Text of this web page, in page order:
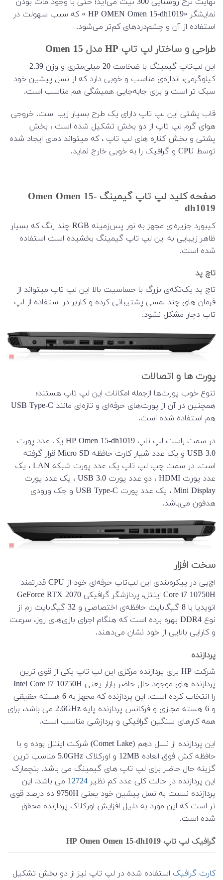
نمایشگر «HP OMEN Omen 15-dh1019 » که سبب سهولت در
استفاده از آن و چشم‌دردهای کم‌تر می‌شود.
طراحی و ساختار لپ تاپ HP مدل Omen 15
این لپ‌تاپ گیمینگ با ضخامت 20 میلی‌متری و وزن 2.39
کیلوگرمی، اندازه‌ی مناسب و خوبی دارد که از نسل پیشین خود
سبک تر است و برای جابه‌جایی همیشگی هم مناسب است.
قاب پشتی این لپ تاپ دارای یک طرح بسیار زیبا است. خروجی
هوای گرم لپ تاپ از دو بخش تشکیل شده است ، بخش
پشتی و بخش کناره های لپ تاپ ، که میتواند دمای ایجاد شده
توسط CPU و گرافیک را به خوبی خارج نماید.
صفحه کلید لپ تاپ گیمینگ Omen Omen 15-
dh1019
کیبورد جزیره‌ای مجهز به نور پس‌زمینه RGB چند رنگ که بسیار
ظاهر زیبایی به این لپ تاپ گیمینگ بخشیده است استفاده
شده است.
تاچ پد
تاچ پد یک‌تکه‌ی بزرگ با حساسیت بالا این لپ تاپ میتواند از
فرمان های چند لمسی پشتیبانی کرده و کاربر در استفاده از لپ
تاپ دچار مشکل نشود.
پورت ها و اتصالات
تنوع خوب پورت‌ها ازجمله امکانات این لپ تاپ هستند؛
همچنین در آن از پورت‌های حرفه‌ای و تازه‌ای مانند USB Type-C
هم استفاده شده است.
در سمت راست لپ تاپ HP Omen 15-dh1019 یک عدد پورت
USB 3.0 و یک عدد شیار کارت حافظه Micro SD قرار گرفته
است. در سمت چپ لپ تاپ یک عدد پورت شبکه LAN ، یک
عدد پورت HDMI ، دو عدد پورت USB 3.0 ، یک عدد پورت
Mini Display ، یک عدد پورت USB Type-C و جک ورودی
هدفون می‌باشد.
سخت افزار
اچ‌پی در پیکره‌بندی این لپ‌تاپ حرفه‌ای خود از CPU قدرتمند
Core i7 10750H اینتل، پردازشگر گرافیکی GeForce RTX 2070
انویدیا با 8 گیگابایت حافظه‌ی اختصاصی و 32 گیگابایت رم از
نوع DDR4 بهره برده است که هنگام اجرای بازی‌های روز، سرعت
و کارایی بالایی از خود نشان می‌دهند.
پردازنده
شرکت HP برای پردازنده مرکزی این لپ تاپ یکی از قوی ترین
پردازنده های موجود حال حاضر بازار یعنی Intel Core i7 10750H
را انتخاب کرده است. این پردازنده که مجهز به 6 هسته حقیقی
و 6 هسته مجازی و فرکانس پردازنده پایه 2.6GHz می باشد، برای
همه کارهای سنگین گرافیکی و پردازشی مناسب است.
این پردازنده از نسل دهم (Comet Lake) شرکت اینتل بوده و با
حافظه کش فوق العاده 12MB و اورکلاک 5.0GHz مناسب ترین
گزینه حال حاضر برای لپ تاپ های گیمینگ می باشد. بنچمارک
این پردازنده در حالت کلی عدد کم نظیر 12724 می باشد. این
پردازنده نسبت به نسل پیشین خود یعنی 9750H ده درصد قوی
تر است که این مورد به دلیل افزایش اورکلاک پردازنده محقق
شده است.
گرافیک لپ تاپ HP Omen Omen 15-dh1019
کارت گرافیک استفاده شده در لپ تاپ نیز از دو بخش تشکیل